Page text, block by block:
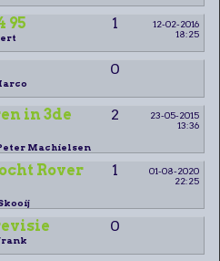
95 1
12-02-2016
18:25
0
in 3de
2
23-05-2015
13:36
Machielsen
Rover
1
01-08-2020
22:25
0